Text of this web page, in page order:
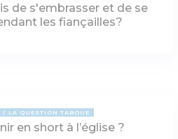
de s'embrasser et de se
les fiançailles?
LA QUESTION TABOUE
en short à l’église ?